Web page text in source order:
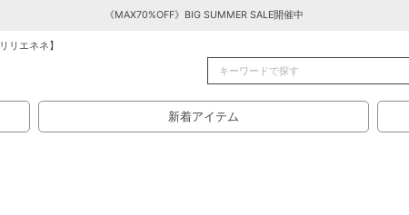
《MAX70%OFF》BIG SUMMER SALE開催中
リエネネ】
新着アイテム